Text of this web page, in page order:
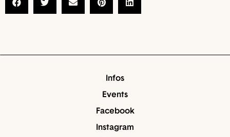
Infos
Events
Facebook
Instagram